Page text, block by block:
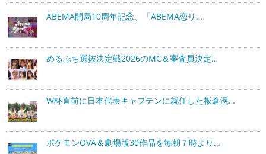
ABEMA開局10周年記念、「ABEMA恋リ…
めるぷち選抜決定戦2026のMC＆審査員決定…
W杯直前に日本代表キャプテンに就任した板倉滉…
ポケモンOVA＆劇場版30作品を毎朝７時より…